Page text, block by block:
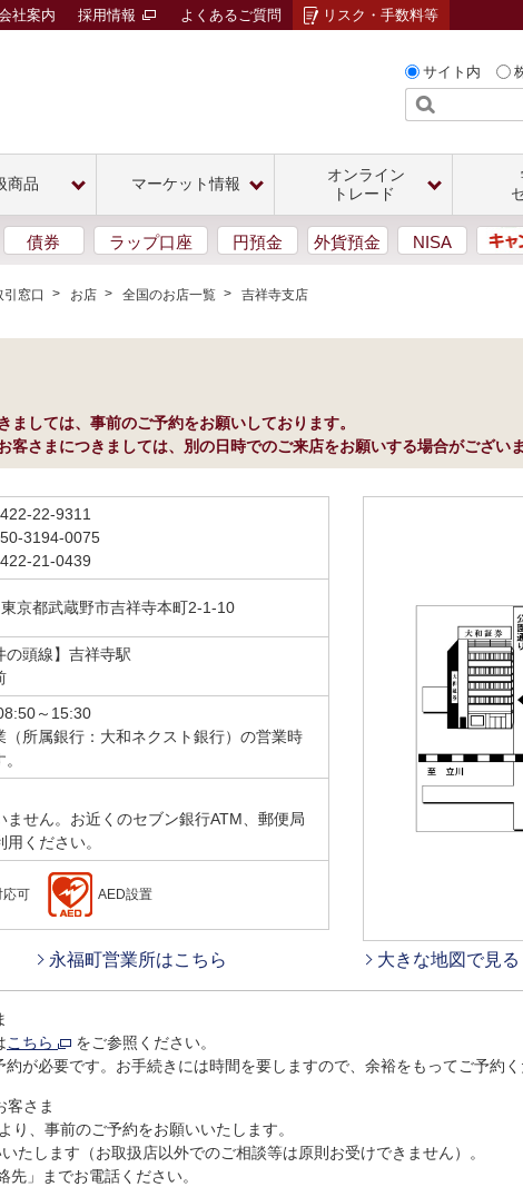
サイト内
社案内 採用情報 よくあるご質問 リスク・手数料等
商品 マーケット情報
オンライン
トレード
債券 ラップ口座 円預金 外貨預金 NISA
引窓口 お店 全国のお店一覧 吉祥寺支店
ましては、事前のご予約をお願いしております。
客さまにつきましては、別の日時でのご来店をお願いする場合がござい
22-9311
3194-0075
21-0439
京都武蔵野市吉祥寺本町2-1-10
の頭線】吉祥寺駅
～15:30
所属銀行：大和ネクスト銀行）の営業時
ません。お近くのセブン銀行ATM、郵便局
ください。
応可 AED設置
永福町営業所はこちら 大きな地図で見る
こちら
をご参照ください。
が必要です。お手続きには時間を要しますので、余裕をもってご予約
客さま
より、事前のご予約をお願いいたします。
たします（お取扱店以外でのご相談等は原則お受けできません）。
」までお電話ください。